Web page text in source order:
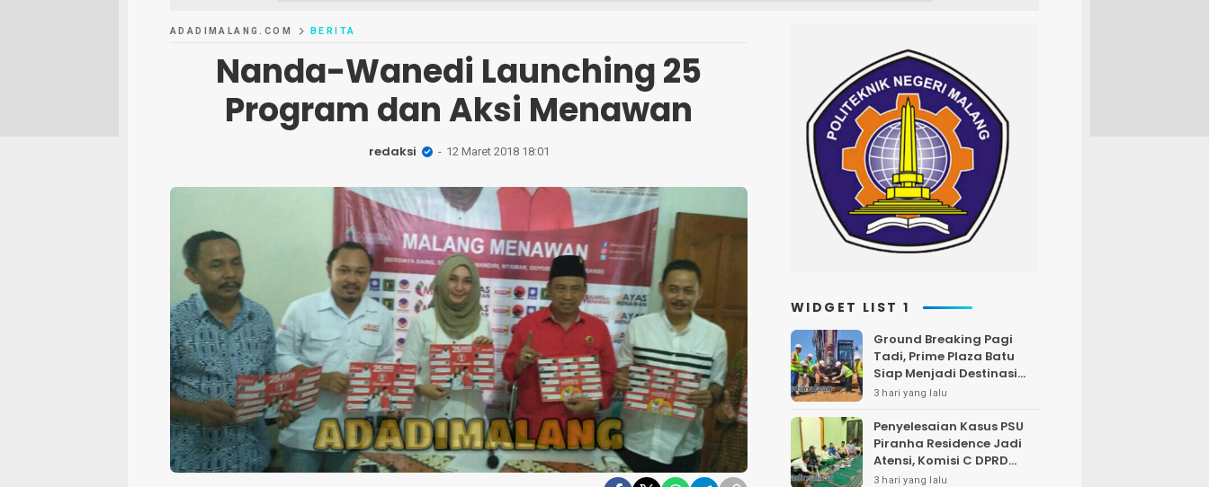
ADADIMALANG.COM BERITA
Nanda-Wanedi Launching 25
Program dan Aksi Menawan
redaksi 12 Maret 2018 18:01
WIDGET LIST 1
Ground Breaking Pagi
Tadi, Prime Plaza Batu
Siap Menjadi Destinasi
Pilihan di Kota Batu
3 hari yang lalu
Penyelesaian Kasus PSU
Piranha Residence Jadi
Atensi, Komisi C DPRD
Kota Malang
3 hari yang lalu